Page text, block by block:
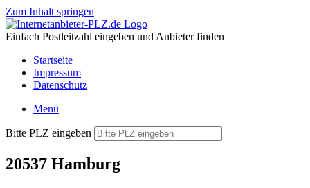
Zum Inhalt springen
Einfach Postleitzahl eingeben und Anbieter finden
Startseite
Impressum
Datenschutz
Menü
Bitte PLZ eingeben
20537 Hamburg